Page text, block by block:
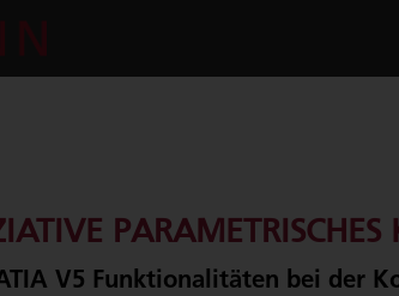
V5 Funktionalitäten bei der